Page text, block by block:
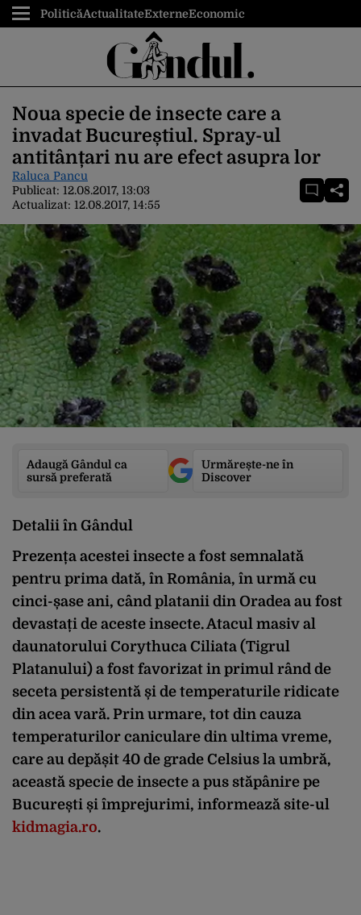
PoliticăActualitateExterneEconomic
Noua specie de insecte care a
invadat Bucureștiul. Spray-ul
antitânțari nu are efect asupra lor
Raluca Pancu
Publicat: 12.08.2017, 13:03
Actualizat: 12.08.2017, 14:55
Adaugă Gândul ca
sursă preferată
Urmărește-ne în
Discover
Detalii în Gândul
Prezența acestei insecte a fost semnalată
pentru prima dată, în România, în urmă cu
cinci-șase ani, când platanii din Oradea au fost
devastați de aceste insecte. Atacul masiv al
daunatorului Corythuca Ciliata (Tigrul
Platanului) a fost favorizat in primul rând de
seceta persistentă și de temperaturile ridicate
din acea vară. Prin urmare, tot din cauza
temperaturilor caniculare din ultima vreme,
care au depășit 40 de grade Celsius la umbră,
această specie de insecte a pus stăpânire pe
București și împrejurimi, informează site-ul
kidmagia.ro.